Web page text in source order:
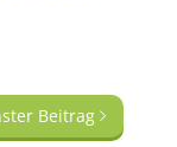
Beitrag